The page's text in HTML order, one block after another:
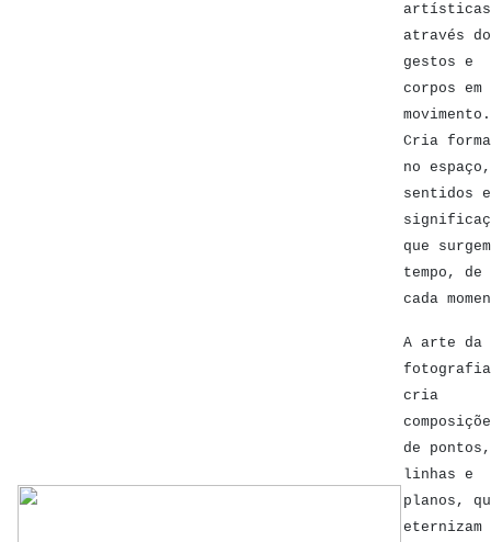
através
gestos e
corpos em
movimento.
Cria
no espaço,
sentidos e
que
tempo, de
cada
A arte da
fotografia
cria
de pontos,
linhas e
planos,
eternizam